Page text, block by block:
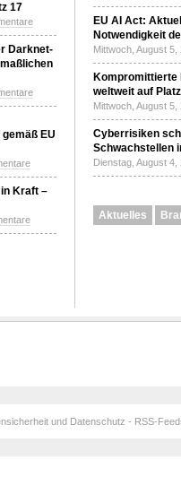
17
Darknet-
EU
Kraft –
EU AI Act:
Notwendigkeit
Mittwoch, August
Kompromittierte
weltweit auf
Mittwoch, August
Cyberrisiken
Schwachstellen
Dienstag, August
Aktuelles
und Datenschutz - RSS-